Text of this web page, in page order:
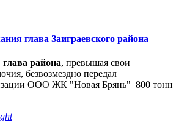
глава Заиграевского района
глава района, превышая свои
безвозмездно передал
ООО ЖК "Новая Брянь" 800 тонн